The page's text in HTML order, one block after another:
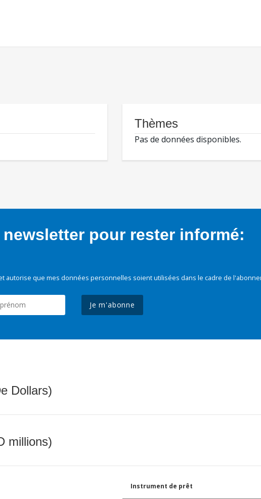
Thèmes
Pas de données disponibles.
pour rester informé:
autorise que mes données personnelles soient utilisées dans le cadre de
Je m'abonne
Dollars)
millions)
Instrument de prêt